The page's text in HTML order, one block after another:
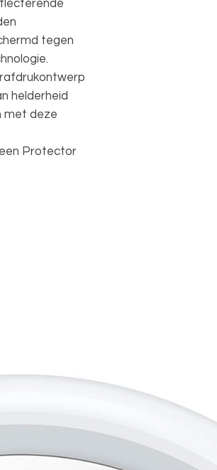
tegen
helderheid
met deze
Protector